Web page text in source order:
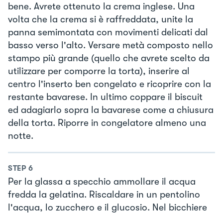
bene. Avrete ottenuto la crema inglese. Una
volta che la crema si è raffreddata, unite la
panna semimontata con movimenti delicati dal
basso verso l'alto. Versare metà composto nello
stampo più grande (quello che avrete scelto da
utilizzare per comporre la torta), inserire al
centro l'inserto ben congelato e ricoprire con la
restante bavarese. In ultimo coppare il biscuit
ed adagiarlo sopra la bavarese come a chiusura
della torta. Riporre in congelatore almeno una
notte.
STEP 6
Per la glassa a specchio ammollare il acqua
fredda la gelatina. Riscaldare in un pentolino
l'acqua, lo zucchero e il glucosio. Nel bicchiere